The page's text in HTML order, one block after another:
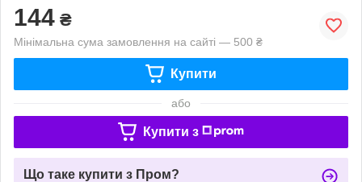
144 ₴
Мінімальна сума замовлення на сайті — 500 ₴
Купити
або
Купити з
Що таке купити з Пром?